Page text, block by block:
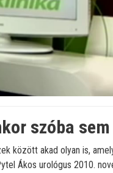
szóba
között akad olyan is,
Ákos urológus 2010.